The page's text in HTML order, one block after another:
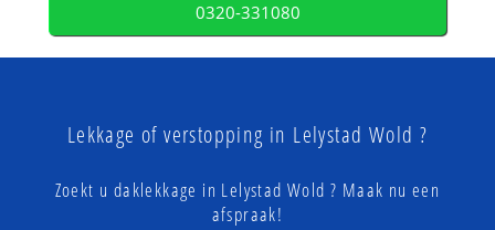
0320-331080
Lekkage of verstopping in Lelystad Wold ?
Zoekt u daklekkage in Lelystad Wold ? Maak nu een
afspraak!